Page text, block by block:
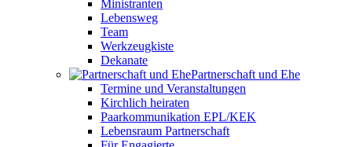
Ministranten
Lebensweg
Team
Werkzeugkiste
Dekanate
Partnerschaft und Ehe
Termine und Veranstaltungen
Kirchlich heiraten
Paarkommunikation EPL/KEK
Lebensraum Partnerschaft